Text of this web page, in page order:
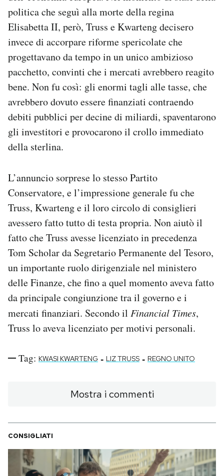
politica che seguì alla morte della regina
Elisabetta II, però, Truss e Kwarteng decisero
invece di accorpare riforme spericolate che
progettavano da tempo in un unico ambizioso
pacchetto, convinti che i mercati avrebbero reagito
bene. Non fu così: gli enormi tagli alle tasse, che
avrebbero dovuto essere finanziati contraendo
debiti pubblici per decine di miliardi, spaventarono
gli investitori e provocarono il crollo immediato
della sterlina.
L’annuncio sorprese lo stesso Partito
Conservatore, e l’impressione generale fu che
Truss, Kwarteng e il loro circolo di consiglieri
avessero fatto tutto di testa propria. Non aiutò il
fatto che Truss avesse licenziato in precedenza
Tom Scholar da Segretario Permanente del Tesoro,
un importante ruolo dirigenziale nel ministero
delle Finanze, che fino a quel momento aveva fatto
da principale congiunzione tra il governo e i
mercati finanziari. Secondo il Financial Times,
Truss lo aveva licenziato per motivi personali.
Tag: KWASI KWARTENG - LIZ TRUSS - REGNO UNITO
Mostra i commenti
CONSIGLIATI